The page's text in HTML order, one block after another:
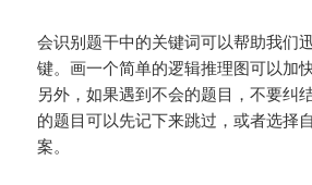
会识别题干中的关键词可以帮助我们
键。画一个简单的逻辑推理图可以加
另外，如果遇到不会的题目，不要纠
的题目可以先记下来跳过，或者选择
案。